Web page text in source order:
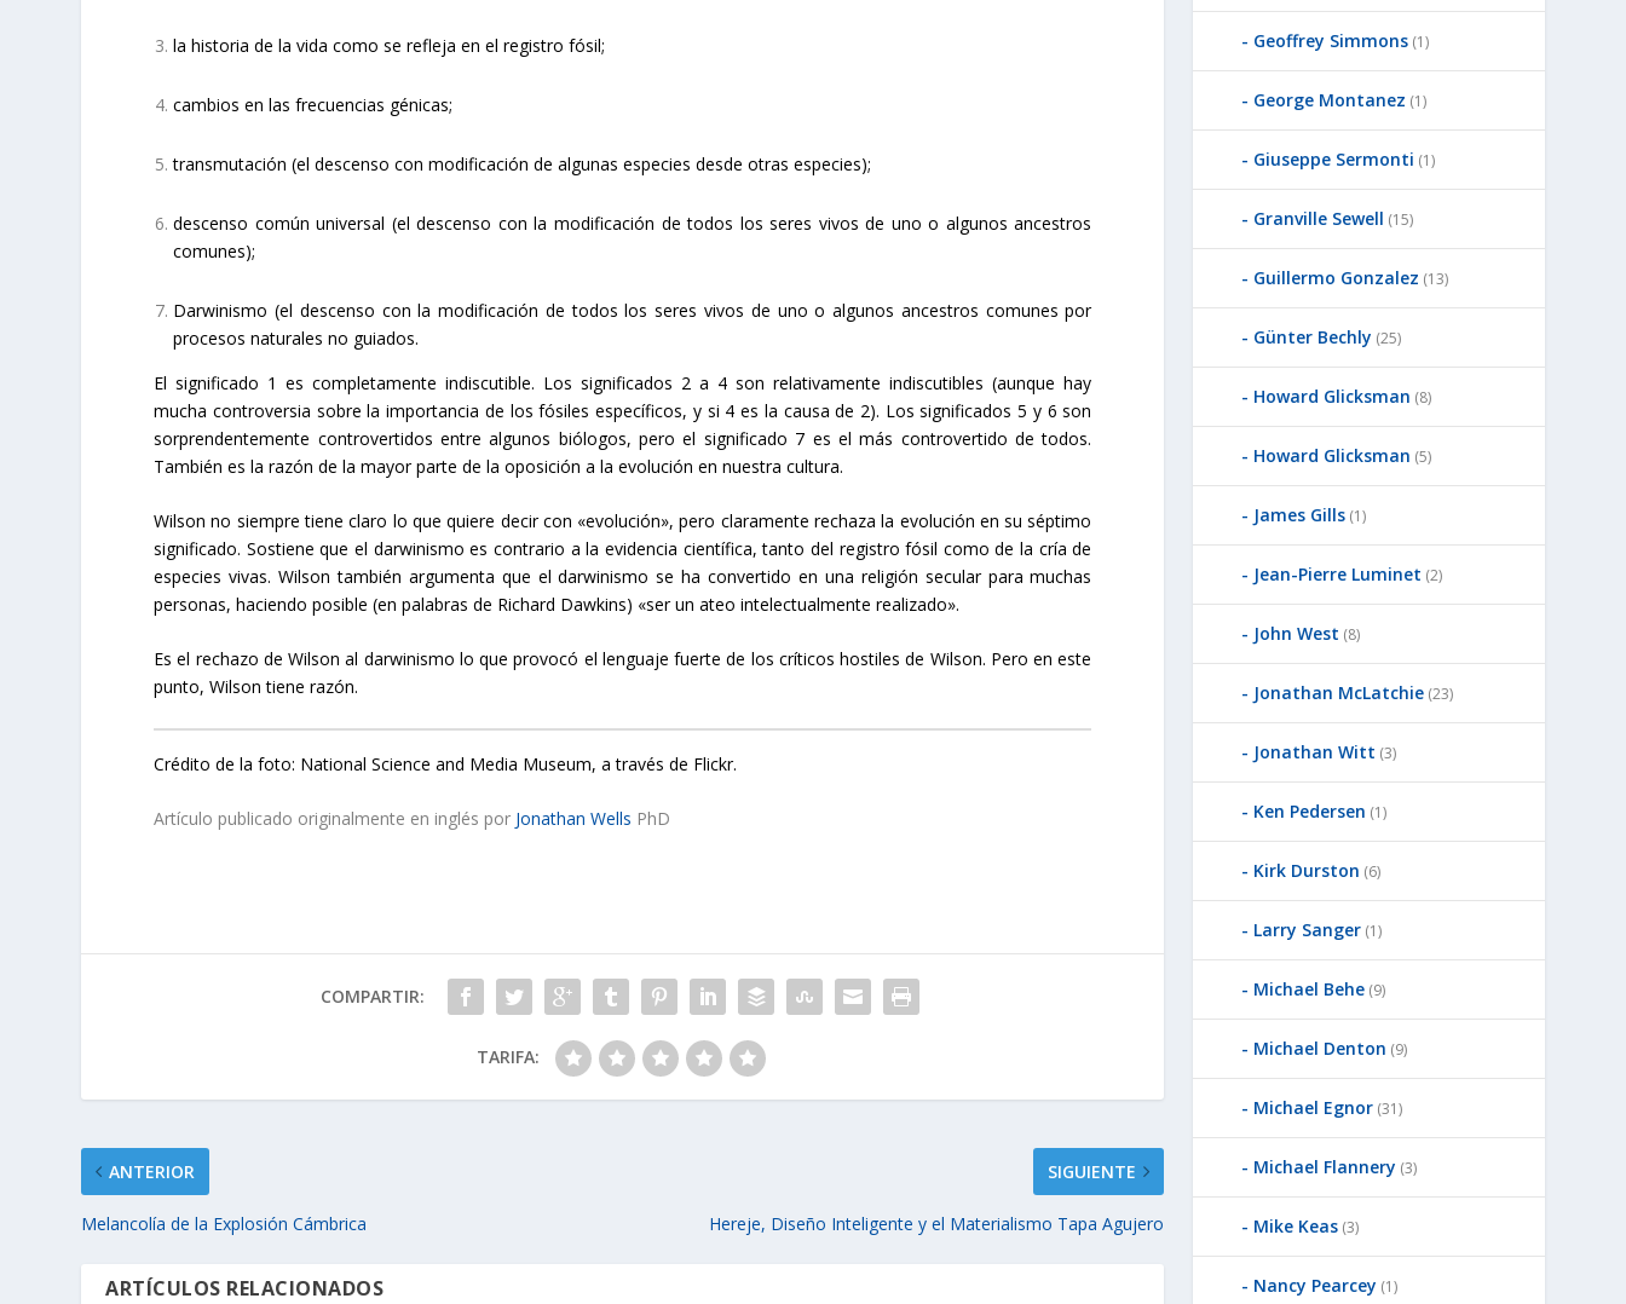
la historia de la vida como se refleja en el registro fósil;
cambios en las frecuencias génicas;
transmutación (el descenso con modificación de algunas especies desde otras especies);
descenso común universal (el descenso con la modificación de todos los seres vivos de uno o algunos ancestros
comunes);
Darwinismo (el descenso con la modificación de todos los seres vivos de uno o algunos ancestros comunes por
procesos naturales no guiados.
El significado 1 es completamente indiscutible. Los significados 2 a 4 son relativamente indiscutibles (aunque hay
mucha controversia sobre la importancia de los fósiles específicos, y si 4 es la causa de 2). Los significados 5 y 6 son
sorprendentemente controvertidos entre algunos biólogos, pero el significado 7 es el más controvertido de todos.
También es la razón de la mayor parte de la oposición a la evolución en nuestra cultura.
Wilson no siempre tiene claro lo que quiere decir con «evolución», pero claramente rechaza la evolución en su séptimo
significado. Sostiene que el darwinismo es contrario a la evidencia científica, tanto del registro fósil como de la cría de
especies vivas. Wilson también argumenta que el darwinismo se ha convertido en una religión secular para muchas
personas, haciendo posible (en palabras de Richard Dawkins) «ser un ateo intelectualmente realizado».
Es el rechazo de Wilson al darwinismo lo que provocó el lenguaje fuerte de los críticos hostiles de Wilson. Pero en este
punto, Wilson tiene razón.
Crédito de la foto: National Science and Media Museum, a través de Flickr.
Artículo publicado originalmente en inglés por Jonathan Wells PhD
COMPARTIR:
TARIFA:
ANTERIOR
Melancolía de la Explosión Cámbrica
SIGUIENTE
Hereje, Diseño Inteligente y el Materialismo Tapa Agujero
ARTÍCULOS RELACIONADOS
Geoffrey Simmons (1)
George Montanez (1)
Giuseppe Sermonti (1)
Granville Sewell (15)
Guillermo Gonzalez (13)
Günter Bechly (25)
Howard Glicksman (8)
Howard Glicksman (5)
James Gills (1)
Jean-Pierre Luminet (2)
John West (8)
Jonathan McLatchie (23)
Jonathan Witt (3)
Ken Pedersen (1)
Kirk Durston (6)
Larry Sanger (1)
Michael Behe (9)
Michael Denton (9)
Michael Egnor (31)
Michael Flannery (3)
Mike Keas (3)
Nancy Pearcey (1)